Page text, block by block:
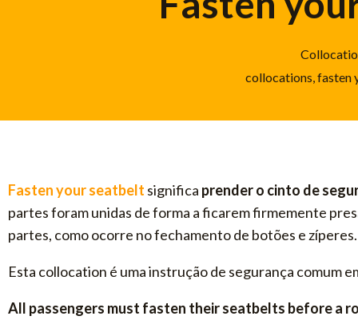
collocations,fasten
Fasten your seatbelt significa prender o cinto de
partes foram unidas de forma a ficarem firmemente
partes, como ocorre no fechamento de botões e
Esta collocation é uma instrução de segurança comum
All passengers must fasten their seatbelts before a